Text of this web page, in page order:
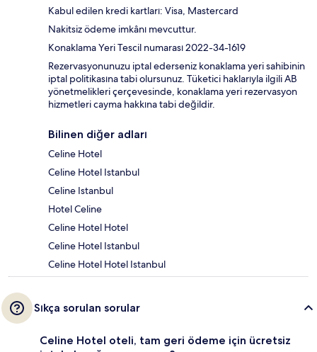
Kabul edilen kredi kartları: Visa, Mastercard
Nakitsiz ödeme imkânı mevcuttur.
Konaklama Yeri Tescil numarası 2022-34-1619
Rezervasyonunuzu iptal ederseniz konaklama yeri sahibinin
iptal politikasına tabi olursunuz. Tüketici haklarıyla ilgili AB
yönetmelikleri çerçevesinde, konaklama yeri rezervasyon
hizmetleri cayma hakkına tabi değildir.
Bilinen diğer adları
Celine Hotel
Celine Hotel Istanbul
Celine Istanbul
Hotel Celine
Celine Hotel Hotel
Celine Hotel Istanbul
Celine Hotel Hotel Istanbul
Sıkça sorulan sorular
Celine Hotel oteli, tam geri ödeme için ücretsiz